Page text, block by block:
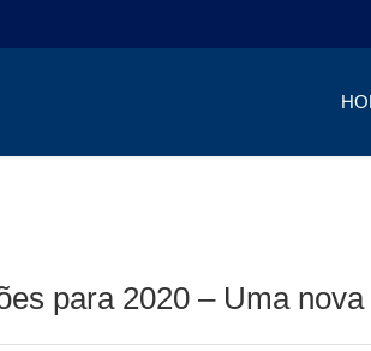
para 2020 – Uma